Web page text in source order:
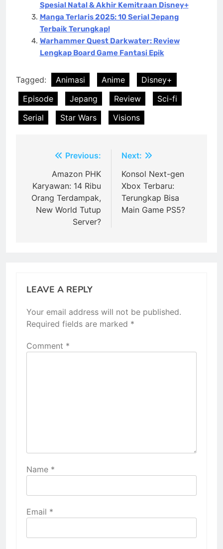
Spesial Natal & Akhir Kemitraan Disney+
Manga Terlaris 2025: 10 Serial Jepang
Terbaik Terungkap!
Warhammer Quest Darkwater: Review
Lengkap Board Game Fantasi Epik
Tagged: Animasi Anime
Disney+
Episode
Jepang Review
Sci-fi
Serial
Star Wars Visions
navigation
Previous:
Amazon PHK
Karyawan: 14 Ribu
Orang Terdampak,
New World Tutup
Server?
Next:
Konsol Next-gen
Xbox Terbaru:
Terungkap Bisa
Main Game PS5?
LEAVE A REPLY
Your email address will not be published.
Required fields are marked *
Comment *
Name *
Email *